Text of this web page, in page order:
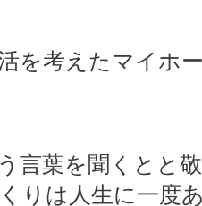
を考えたマイホ
言葉を聞くとと
りは人生に一度